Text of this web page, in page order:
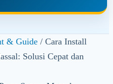
& Guide /Cara Install
Solusi Cepat dan